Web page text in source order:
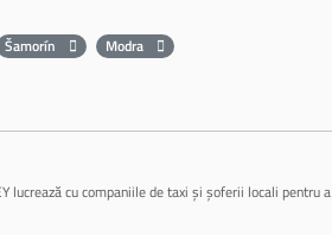
Šamorín
Modra
lucrează cu companiile de taxi și șoferii locali pentru a